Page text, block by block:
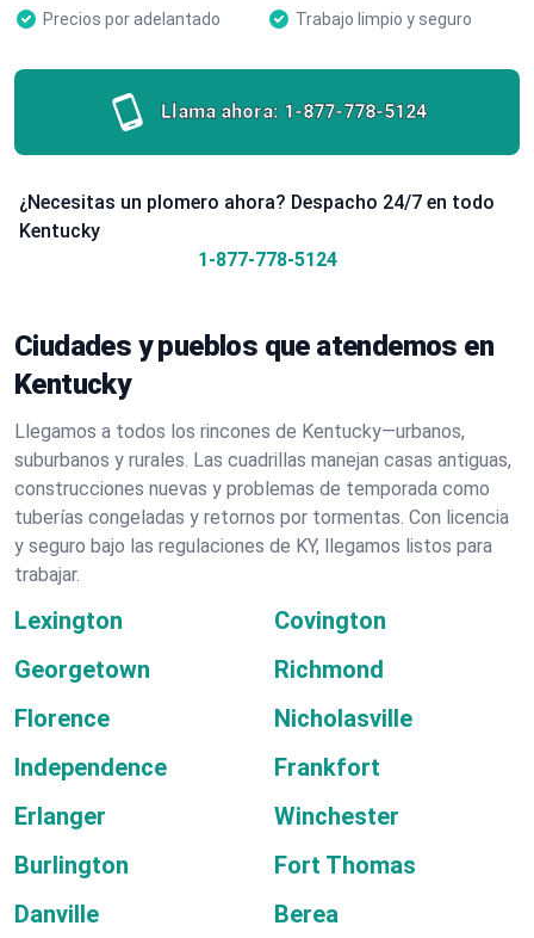
Precios por adelantado
Trabajo limpio y seguro
Llama ahora: 1-877-778-5124
¿Necesitas un plomero ahora? Despacho 24/7 en todo
Kentucky
1-877-778-5124
Ciudades y pueblos que atendemos en
Kentucky
Llegamos a todos los rincones de Kentucky—urbanos,
suburbanos y rurales. Las cuadrillas manejan casas antiguas,
construcciones nuevas y problemas de temporada como
tuberías congeladas y retornos por tormentas. Con licencia
y seguro bajo las regulaciones de KY, llegamos listos para
trabajar.
Lexington
Covington
Georgetown
Richmond
Florence
Nicholasville
Independence
Frankfort
Erlanger
Winchester
Burlington
Fort Thomas
Danville
Berea